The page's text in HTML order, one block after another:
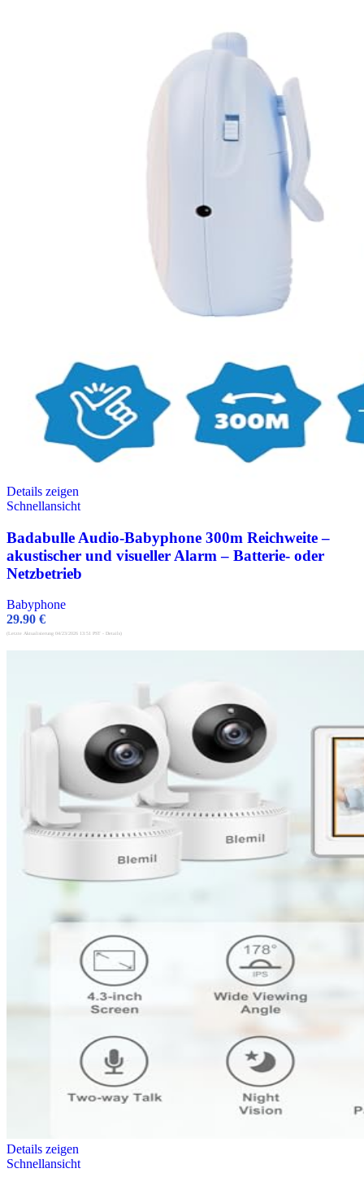
Details zeigen
Schnellansicht
Badabulle Audio-Babyphone 300m Reichweite –
akustischer und visueller Alarm – Batterie- oder
Netzbetrieb
Babyphone
29.90 €
(Letzte Aktualisierung 04/23/2026 13:51 PST - Details)
Details zeigen
Schnellansicht